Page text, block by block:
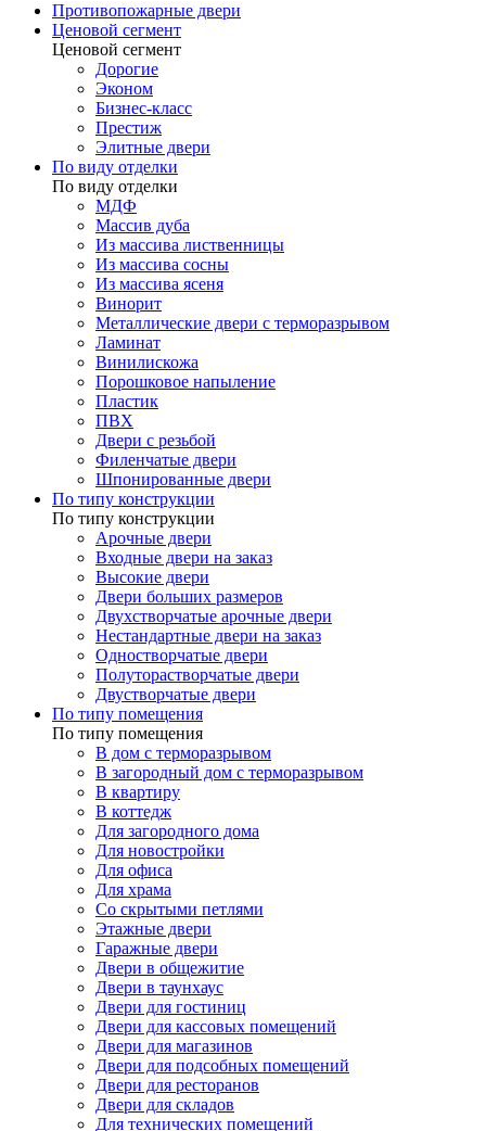
Противопожарные двери
Ценовой сегмент
Ценовой сегмент
Дорогие
Эконом
Бизнес-класс
Престиж
Элитные двери
По виду отделки
По виду отделки
МДФ
Массив дуба
Из массива лиственницы
Из массива сосны
Из массива ясеня
Винорит
Металлические двери с терморазрывом
Ламинат
Винилискожа
Порошковое напыление
Пластик
ПВХ
Двери с резьбой
Филенчатые двери
Шпонированные двери
По типу конструкции
По типу конструкции
Арочные двери
Входные двери на заказ
Высокие двери
Двери больших размеров
Двухстворчатые арочные двери
Нестандартные двери на заказ
Одностворчатые двери
Полуторастворчатые двери
Двустворчатые двери
По типу помещения
По типу помещения
В дом с терморазрывом
В загородный дом с терморазрывом
В квартиру
В коттедж
Для загородного дома
Для новостройки
Для офиса
Для храма
Со скрытыми петлями
Этажные двери
Гаражные двери
Двери в общежитие
Двери в таунхаус
Двери для гостиниц
Двери для кассовых помещений
Двери для магазинов
Двери для подсобных помещений
Двери для ресторанов
Двери для складов
Для технических помещений